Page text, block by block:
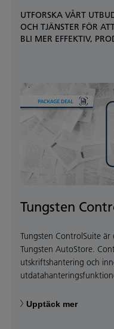
UTFORSKA VÅRT
OCH TJÄNSTER FÖR
BLI MER EFFEKTIV,
Tungsten
Tungsten ControlSuite
Tungsten AutoStore.
utskriftshantering och
Upptäck mer